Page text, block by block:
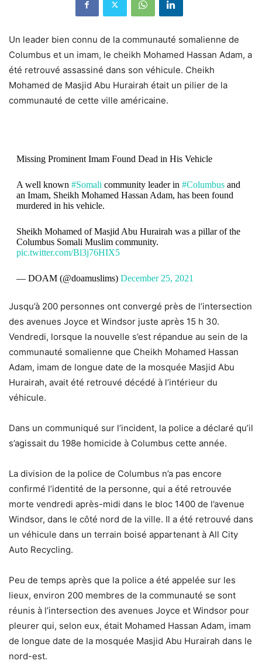
Un leader bien connu de la communauté somalienne de
Columbus et un imam, le cheikh Mohamed Hassan Adam, a
été retrouvé assassiné dans son véhicule. Cheikh
Mohamed de Masjid Abu Hurairah était un pilier de la
communauté de cette ville américaine.
Missing Prominent Imam Found Dead in His Vehicle
A well known #Somali community leader in #Columbusand
an Imam, Sheikh Mohamed Hassan Adam, has been found
murdered in his vehicle.
Sheikh Mohamed of Masjid Abu Hurairah was a pillar of the
Columbus Somali Muslim community.
pic.twitter.com/Bl3j76HIX5
— DOAM (@doamuslims) December 25, 2021
Jusqu’à 200 personnes ont convergé près de l’intersection
des avenues Joyce et Windsor juste après 15 h 30.
Vendredi, lorsque la nouvelle s’est répandue au sein de la
communauté somalienne que Cheikh Mohamed Hassan
Adam, imam de longue date de la mosquée Masjid Abu
Hurairah, avait été retrouvé décédé à l’intérieur du
véhicule.
Dans un communiqué sur l’incident, la police a déclaré qu’il
s’agissait du 198e homicide à Columbus cette année.
La division de la police de Columbus n’a pas encore
confirmé l’identité de la personne, qui a été retrouvée
morte vendredi après-midi dans le bloc 1400 de l’avenue
Windsor, dans le côté nord de la ville. Il a été retrouvé dans
un véhicule dans un terrain boisé appartenant à All City
Auto Recycling.
Peu de temps après que la police a été appelée sur les
lieux, environ 200 membres de la communauté se sont
réunis à l’intersection des avenues Joyce et Windsor pour
pleurer qui, selon eux, était Mohamed Hassan Adam, imam
de longue date de la mosquée Masjid Abu Hurairah dans le
nord-est.